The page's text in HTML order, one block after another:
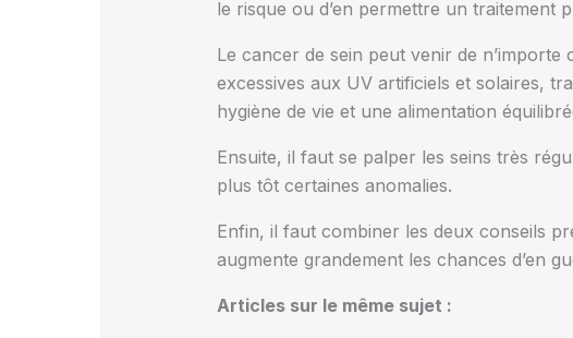
le risque ou d’en permettre un traitement
Le cancer de sein peut venir de n’importe
excessives aux UV artificiels et solaires,
hygiène de vie et une alimentation
Ensuite, il faut se palper les seins très
plus tôt certaines anomalies.
Enfin, il faut combiner les deux conseils
augmente grandement les chances d’en
Articles sur le même sujet :